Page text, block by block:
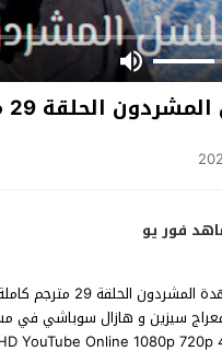
الحلقة 29 مترجم للعربية
فور يو